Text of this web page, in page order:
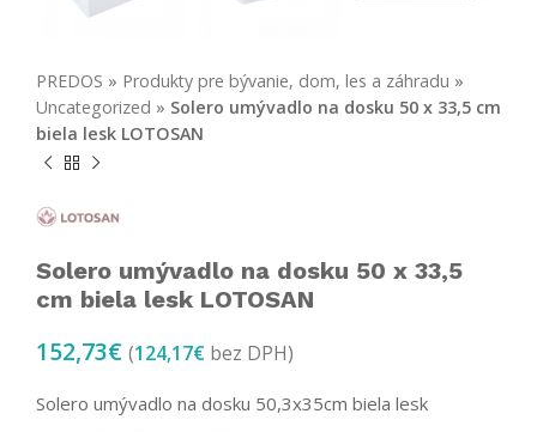
PREDOS » Produkty pre bývanie, dom, les a záhradu »
Uncategorized » Solero umývadlo na dosku 50 x 33,5 cm
biela lesk LOTOSAN
Solero umývadlo na dosku 50 x 33,5
cm biela lesk LOTOSAN
152,73€ (124,17€ bez DPH)
Solero umývadlo na dosku 50,3x35cm biela lesk